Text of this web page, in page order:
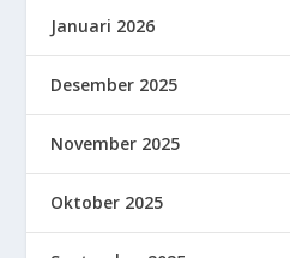
Januari 2026
Desember 2025
November 2025
Oktober 2025